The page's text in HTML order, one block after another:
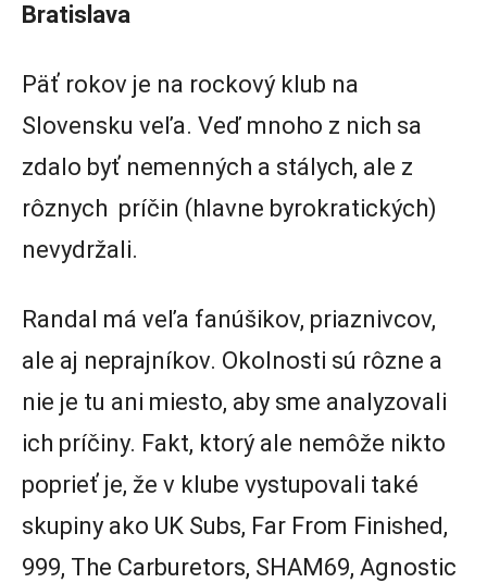
Bratislava
Päť rokov je na rockový klub na
Slovensku veľa. Veď mnoho z nich sa
zdalo byť nemenných a stálych, ale z
rôznych príčin (hlavne byrokratických)
nevydržali.
Randal má veľa fanúšikov, priaznivcov,
ale aj neprajníkov. Okolnosti sú rôzne a
nie je tu ani miesto, aby sme analyzovali
ich príčiny. Fakt, ktorý ale nemôže nikto
poprieť je, že v klube vystupovali také
skupiny ako UK Subs, Far From Finished,
999, The Carburetors, SHAM69, Agnostic